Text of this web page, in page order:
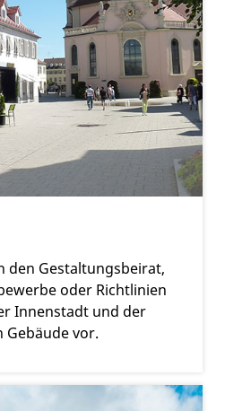
den Gestaltungsbeirat,
oder Richtlinien
Innenstadt und der
vor.